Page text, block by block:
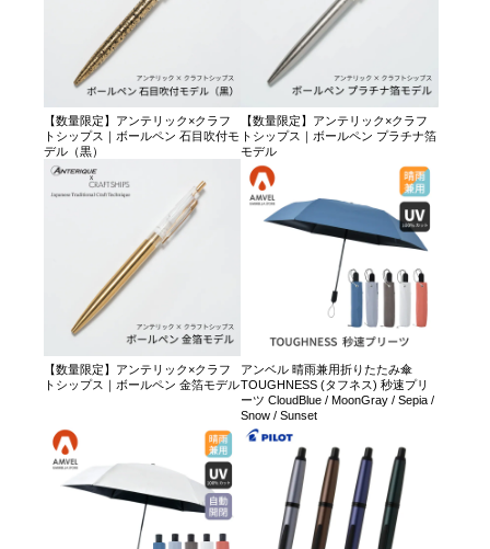
【数量限定】アンテリック×クラフ
トシップス｜ボールペン 石目吹付モ
デル（黒）
【数量限定】アンテリック×クラフ
トシップス｜ボールペン プラチナ箔
モデル
【数量限定】アンテリック×クラフ
トシップス｜ボールペン 金箔モデル
アンベル 晴雨兼用折りたたみ傘
TOUGHNESS (タフネス) 秒速プリ
ーツ CloudBlue / MoonGray / Sepia /
Snow / Sunset